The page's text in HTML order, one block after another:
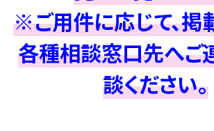
※ご用件に応じて、掲
各種相談窓口先へご
談ください。